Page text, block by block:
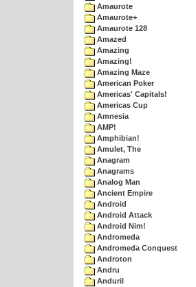
Amaurote
Amaurote+
Amaurote 128
Amazed
Amazing
Amazing!
Amazing Maze
American Poker
Americas' Capitals!
Americas Cup
Amnesia
AMP!
Amphibian!
Amulet, The
Anagram
Anagrams
Analog Man
Ancient Empire
Android
Android Attack
Android Nim!
Andromeda
Andromeda Conquest
Androton
Andru
Anduril